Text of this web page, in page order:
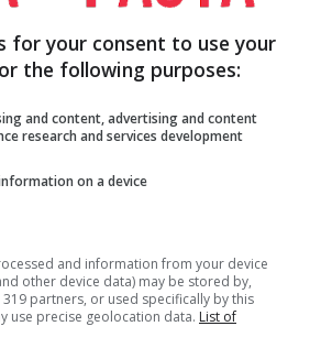
GROSSOLANAMENTE
for your consent to use your
the following purposes:
and content, advertising and content
research and services development
on a device
and information from your device
other device data) may be stored by,
partners, or used specifically by this
use precise geolocation data. List of